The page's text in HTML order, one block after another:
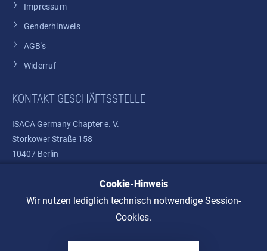
Impressum
Genderhinweis
AGB's
Widerruf
KONTAKT GESCHÄFTSSTELLE
ISACA Germany Chapter e. V.
Storkower Straße 158
10407 Berlin
Telefon: +49 30 37580810
E-Mail:info@isaca.de
Cookie-Hinweis
Wir nutzen lediglich technisch notwendige Session-
Cookies.